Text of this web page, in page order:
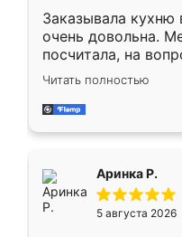
Заказывала кухню
очень довольна.
посчитала, на
Замерщик приехал
делу со всей
за день, ребята
Читать полностью
Аринка Р.
5 августа 2026